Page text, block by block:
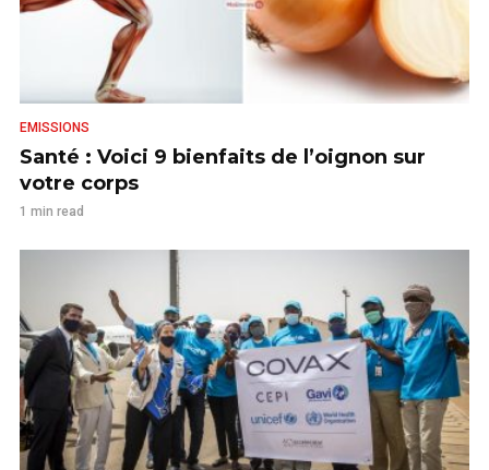
EMISSIONS
Santé : Voici 9 bienfaits de l’oignon sur
votre corps
1 min read